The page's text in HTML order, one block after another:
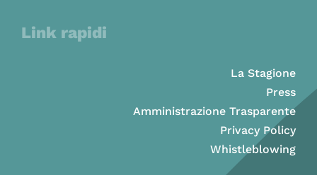
Link rapidi
La Stagione
Press
Amministrazione Trasparente
Privacy Policy
Whistleblowing